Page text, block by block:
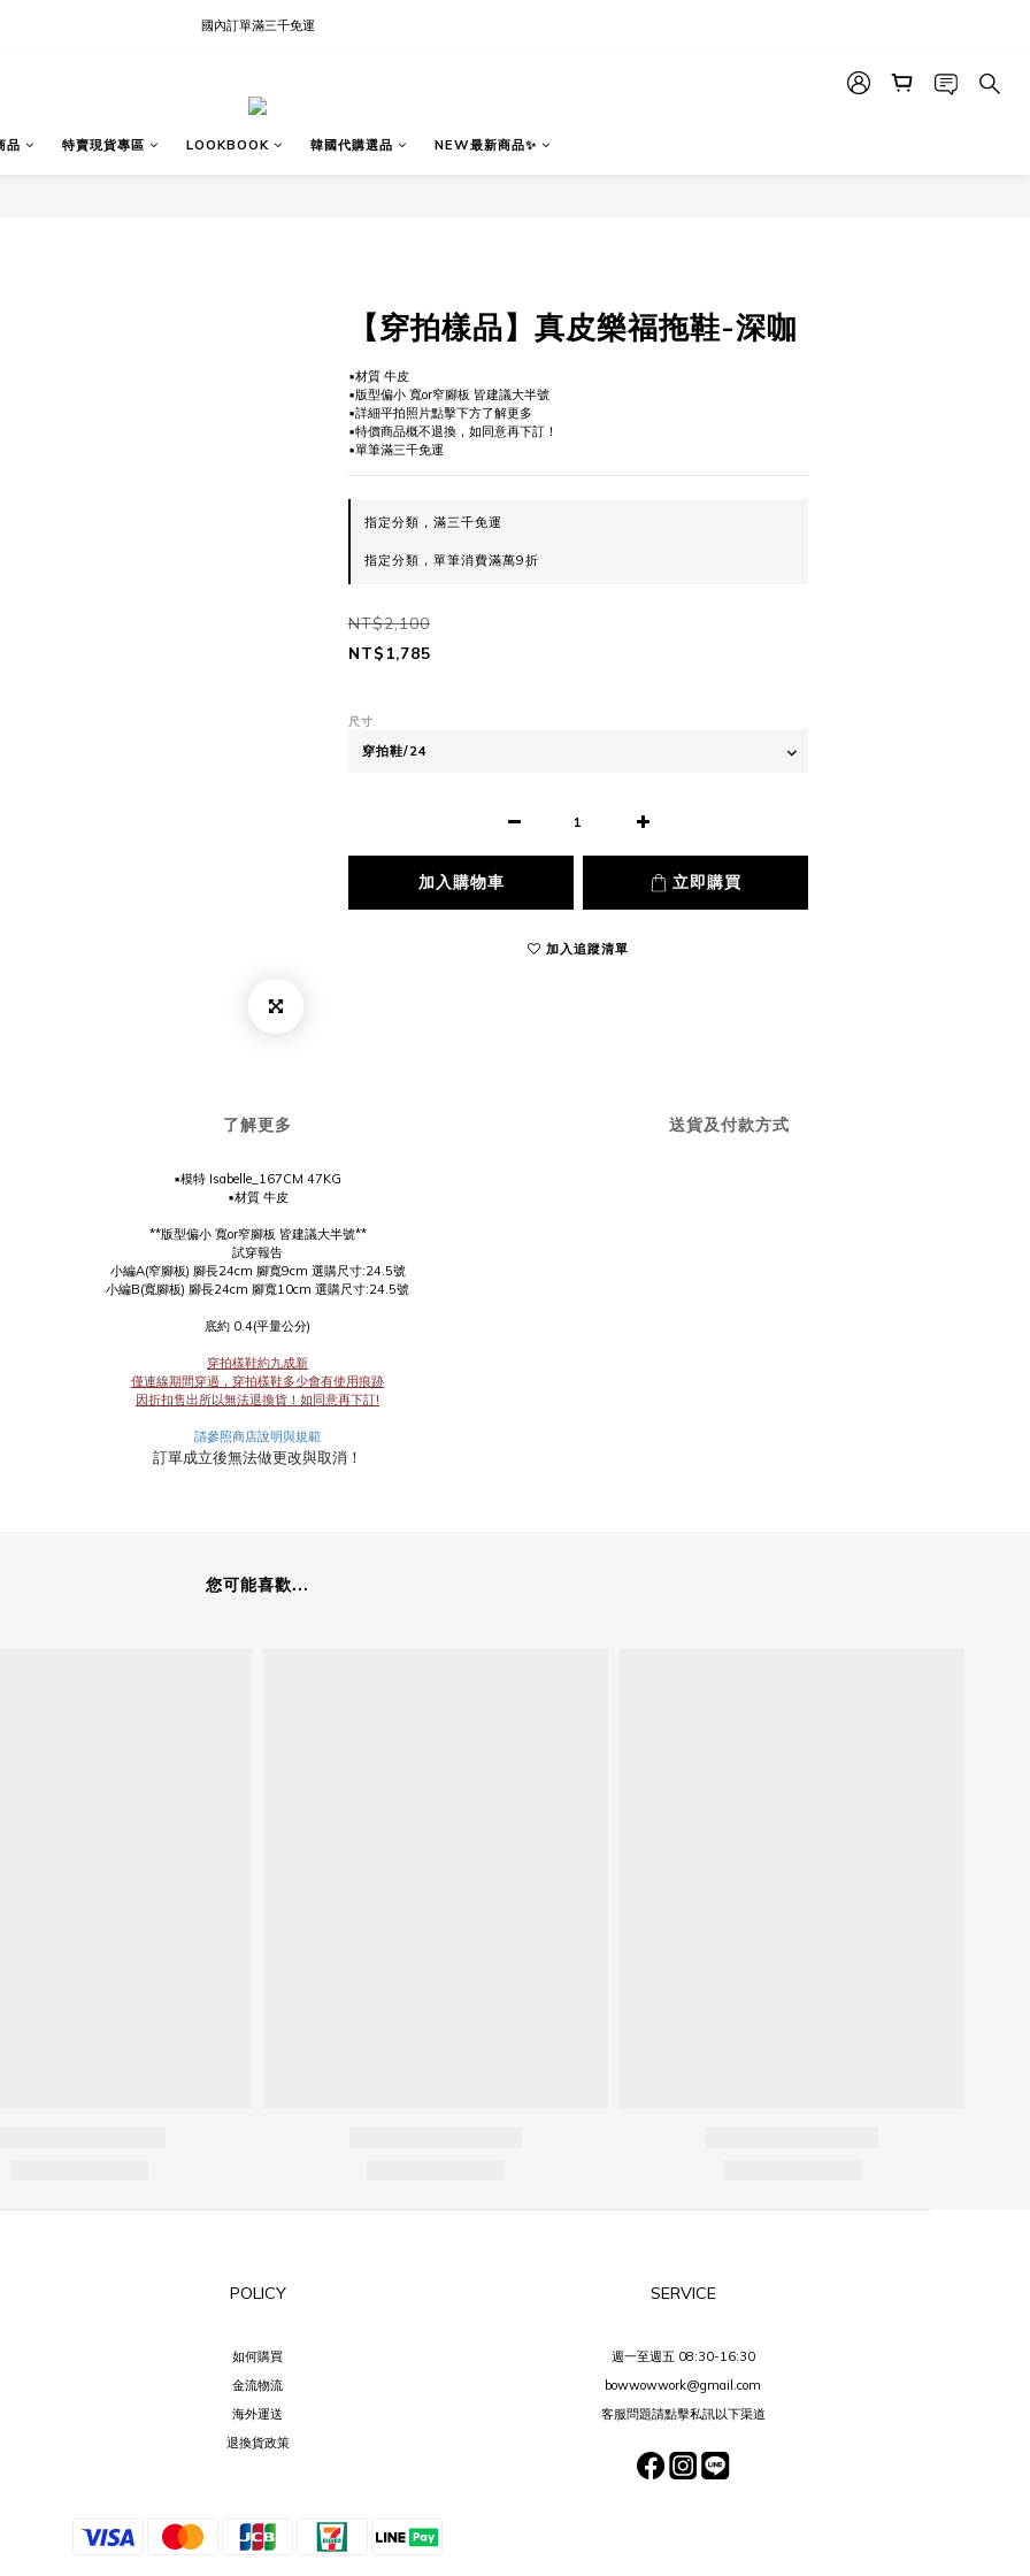
現貨快速出貨∣Ready to Ship
品 特賣現貨專區 LOOKBOOK 韓國代購選品 NEW最新商品✨
【穿拍樣品】真皮樂福拖鞋-深咖
▪️材質 牛皮
▪️版型偏小 寬or窄腳板 皆建議大半號
▪️詳細平拍照片點擊下方了解更多
▪️特價商品概不退換，如同意再下訂！
▪️單筆滿三千免運
指定分類，滿三千免運
指定分類，單筆消費滿萬9折
NT$2,100
NT$1,785
尺寸
加入購物車 立即購買
加入追蹤清單
了解更多 送貨及付款方式
▪️模特 Isabelle_167CM 47KG
▪️材質 牛皮
**版型偏小 寬or窄腳板 皆建議大半號**
試穿報告
小編A(窄腳板) 腳長24cm 腳寬9cm 選購尺寸:24.5號
小編B(寬腳板) 腳長24cm 腳寬10cm 選購尺寸:24.5號
底約 0.4(平量公分)
穿拍樣鞋約九成新
僅連線期間穿過，穿拍樣鞋多少會有使用痕跡
因折扣售出所以無法退換貨！如同意再下訂!
請參照商店說明與規範
訂單成立後無法做更改與取消！
您可能喜歡...
POLICY
如何購買
金流物流
海外運送
退換貨政策
SERVICE
週一至週五 08:30-16:30
bowwowwork@gmail.com
客服問題請點擊私訊以下渠道